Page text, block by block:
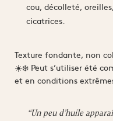
cou, décolleté,
cicatrices.
Texture fondante, non
☀️❄️ Peut s’utiliser été
et en conditions
“Un peu d’huile